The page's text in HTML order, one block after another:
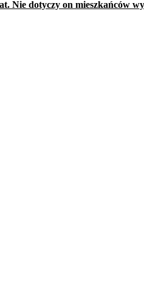
dotyczy on mieszkańców